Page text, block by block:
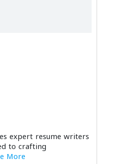
expert resume writers
to crafting
More